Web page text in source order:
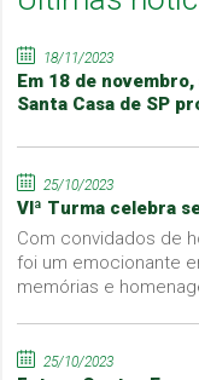
18/11/2023
Em 18 de
Santa Casa de SP
25/10/2023
VIª Turma celebra
Com convidados de
foi um emocionante
memórias e
25/10/2023